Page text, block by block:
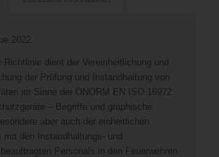
2022
Richtlinie dient der Vereinheitlichung und
der Prüfung und Instandhaltung von
im Sinne der ÖNORM EN ISO 16972
– Begriffe und graphische
aber auch der einheitlichen
mit den Instandhaltungs- und
Personals in den Feuerwehren.